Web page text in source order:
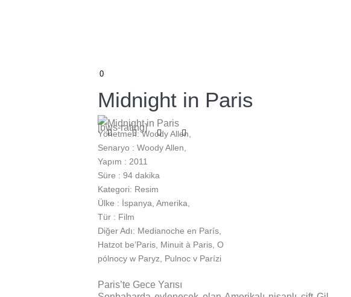
0
Midnight in Paris
[bws-rating]
Yönetmen: Woody Allen,
Senaryo : Woody Allen,
Yapım : 2011
Süre : 94 dakika
Kategori: Resim
Ülke : İspanya, Amerika,
Tür : Film
Diğer Adı: Medianoche en París,
Hatzot be’Paris, Minuit à Paris, O
pólnocy w Paryz, Pulnoc v Parízi
Paris’te Gece Yarısı